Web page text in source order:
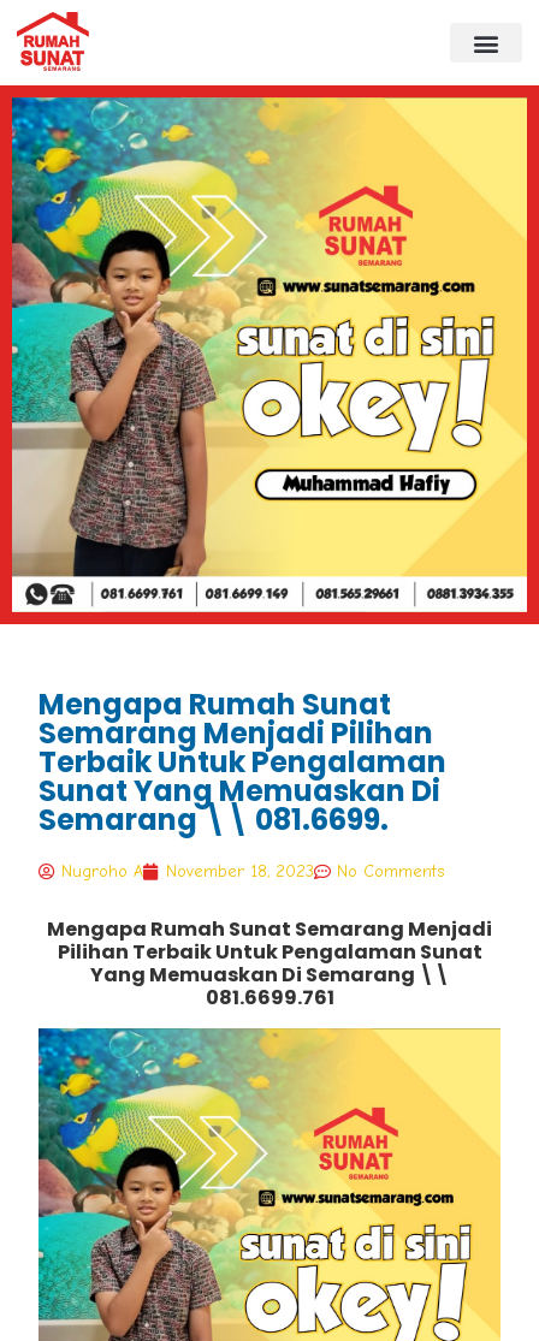
Mengapa Rumah Sunat
Semarang Menjadi Pilihan
Terbaik Untuk Pengalaman
Sunat Yang Memuaskan Di
Semarang \\ 081.6699.
Nugroho A November 18, 2023 No Comments
Mengapa Rumah Sunat Semarang Menjadi
Pilihan Terbaik Untuk Pengalaman Sunat
Yang Memuaskan Di Semarang \\
081.6699.761